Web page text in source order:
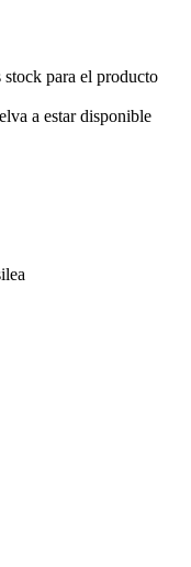
stock para el producto
a estar disponible